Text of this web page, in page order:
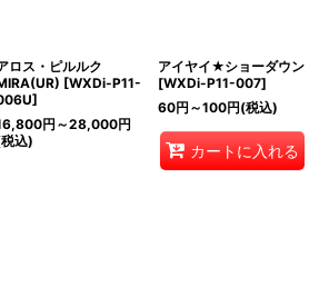
ロス・ピルルク
[WXDi-P11-
]
円 ～28,000円
込)
アイヤイ★ショーダウン
[WXDi-P11-007]
60円 ～100円(税込)
カートに入れる